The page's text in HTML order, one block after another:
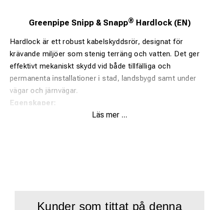
Greenpipe Snipp & Snapp® Hardlock (EN)
Hardlock är ett robust kabelskyddsrör, designat för
krävande miljöer som stenig terräng och vatten. Det ger
effektivt mekaniskt skydd vid både tillfälliga och
permanenta installationer i stad, landsbygd samt under
vägar och järnvägar.
Egenskaper:
miljöbesparing.
Läs mer ...
Kunder som tittat på denna